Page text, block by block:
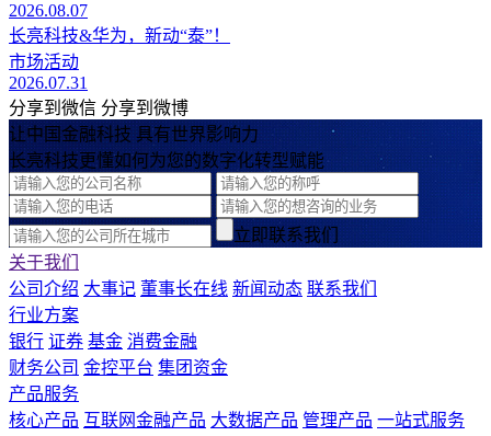
2026.08.07
长亮科技&华为，新动“泰”！
市场活动
2026.07.31
分享到微信 分享到微博
让中国金融科技 具有世界影响力
长亮科技更懂如何为您的数字化转型赋能
立即联系我们
关于我们
公司介绍 大事记 董事长在线 新闻动态 联系我们
行业方案
银行 证券 基金 消费金融
财务公司 金控平台 集团资金
产品服务
核心产品 互联网金融产品 大数据产品 管理产品 一站式服务